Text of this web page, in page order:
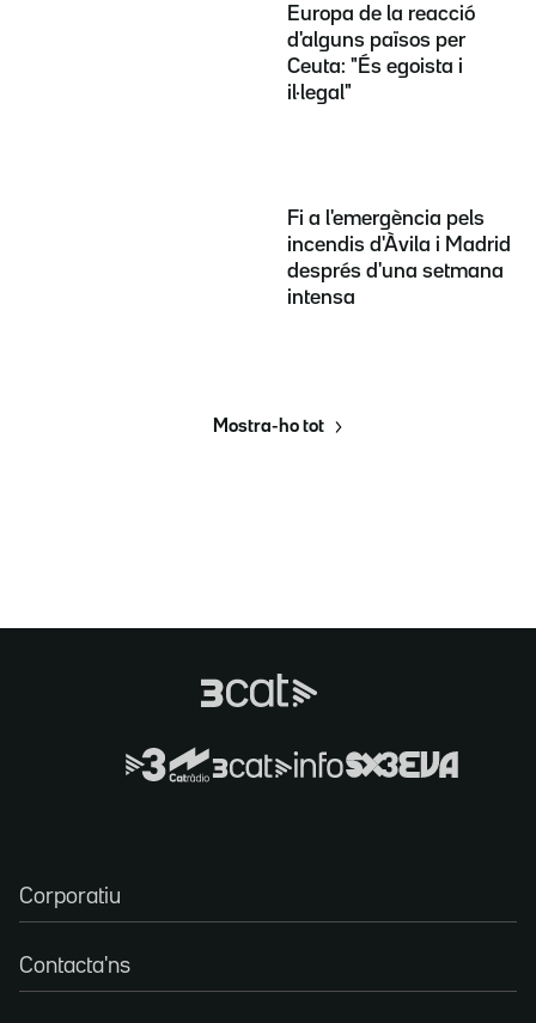
Europa de la reacció
d'alguns països per
Ceuta: "És egoista i
il·legal"
Fi a l'emergència pels
incendis d'Àvila i Madrid
després d'una setmana
intensa
Mostra-ho tot
Corporatiu
Contacta'ns